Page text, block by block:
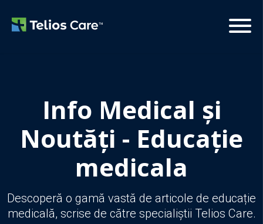
Info Medical și
Noutăți - Educație
medicala
Descoperă o gamă vastă de articole de educație
medicală, scrise de către specialiștii Telios Care.